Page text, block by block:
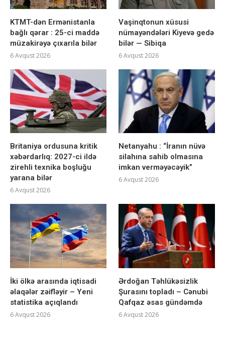
KTMT-dən Ermənistanla
bağlı qərar : 25-ci maddə
müzakirəyə çıxarıla bilər
6 Avqust 2026
Vaşinqtonun xüsusi
nümayəndələri Kiyevə gedə
bilər — Sibiqa
6 Avqust 2026
Britaniya ordusuna kritik
xəbərdarlıq: 2027-ci ildə
zirehli texnika boşluğu
yarana bilər
6 Avqust 2026
Netanyahu : “İranın nüvə
silahına sahib olmasına
imkan verməyəcəyik”
6 Avqust 2026
İki ölkə arasında iqtisadi
əlaqələr zəifləyir – Yeni
statistika açıqlandı
6 Avqust 2026
Ərdoğan Təhlükəsizlik
Şurasını topladı – Cənubi
Qafqaz əsas gündəmdə
6 Avqust 2026